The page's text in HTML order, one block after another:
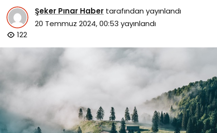
Şeker Pınar Haber tarafından yayınlandı
20 Temmuz 2024, 00:53 yayınlandı
122